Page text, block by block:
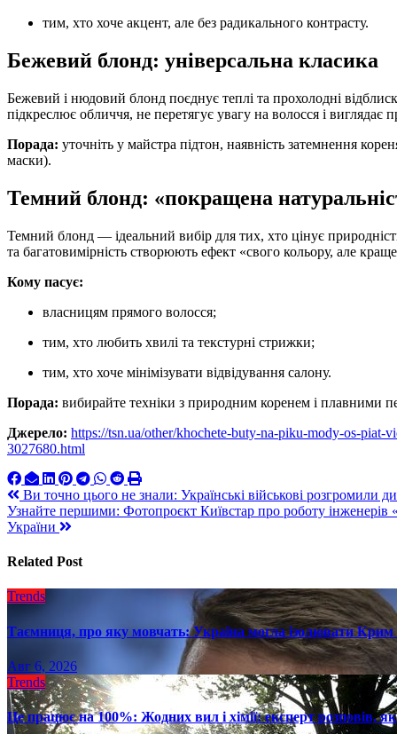
тим, хто хоче акцент, але без радикального контрасту.
Бежевий блонд: універсальна класика
Бежевий і нюдовий блонд поєднує теплі та прохолодні
підкреслює обличчя, не перетягує увагу на волосся і виглядає
Порада: уточніть у майстра підтон, наявність затемнення
маски).
Темний блонд: «покращена
Темний блонд — ідеальний вибір для тих, хто цінує
та багатовимірність створюють ефект «свого кольору, але
Кому пасує:
власницям прямого волосся;
тим, хто любить хвилі та текстурні стрижки;
тим, хто хоче мінімізувати відвідування салону.
Порада: вибирайте техніки з природним коренем і плавними
Джерело: https://tsn.ua/other/khochete-buty-na-piku-mody-os-
3027680.html
Навигация
по
Ви точно цього не знали: Українські військові розгромили
Узнайте першими: Фотопроєкт Київстар про роботу інженерів
України
Related Post
Trends
Таємниця, про яку мовчать: Україна могла ізолювати
Авг 6, 2026
Trends
Це працює на 100%: Жодних вил і хімії: експерт розповів,